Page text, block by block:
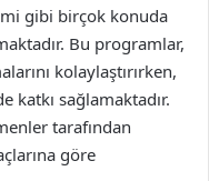
gibi birçok konuda
Bu programlar,
kolaylaştırırken,
katkı sağlamaktadır.
tarafından
göre